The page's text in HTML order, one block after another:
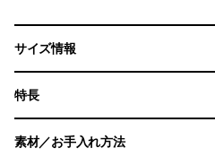
サイズ情報
特長
素材／お手入れ方法